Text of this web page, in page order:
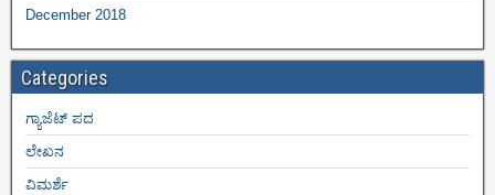
December 2018
Categories
ಗ್ಯಾಜೆಟ್ ಪದ
ಲೇಖನ
ವಿಮರ್ಶೆ